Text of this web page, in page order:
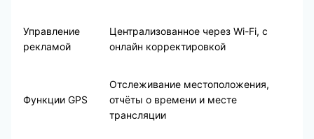
Управление
рекламой
Централизованное через Wi-Fi, с
онлайн корректировкой
Функции GPS
Отслеживание местоположения,
отчёты о времени и месте
трансляции